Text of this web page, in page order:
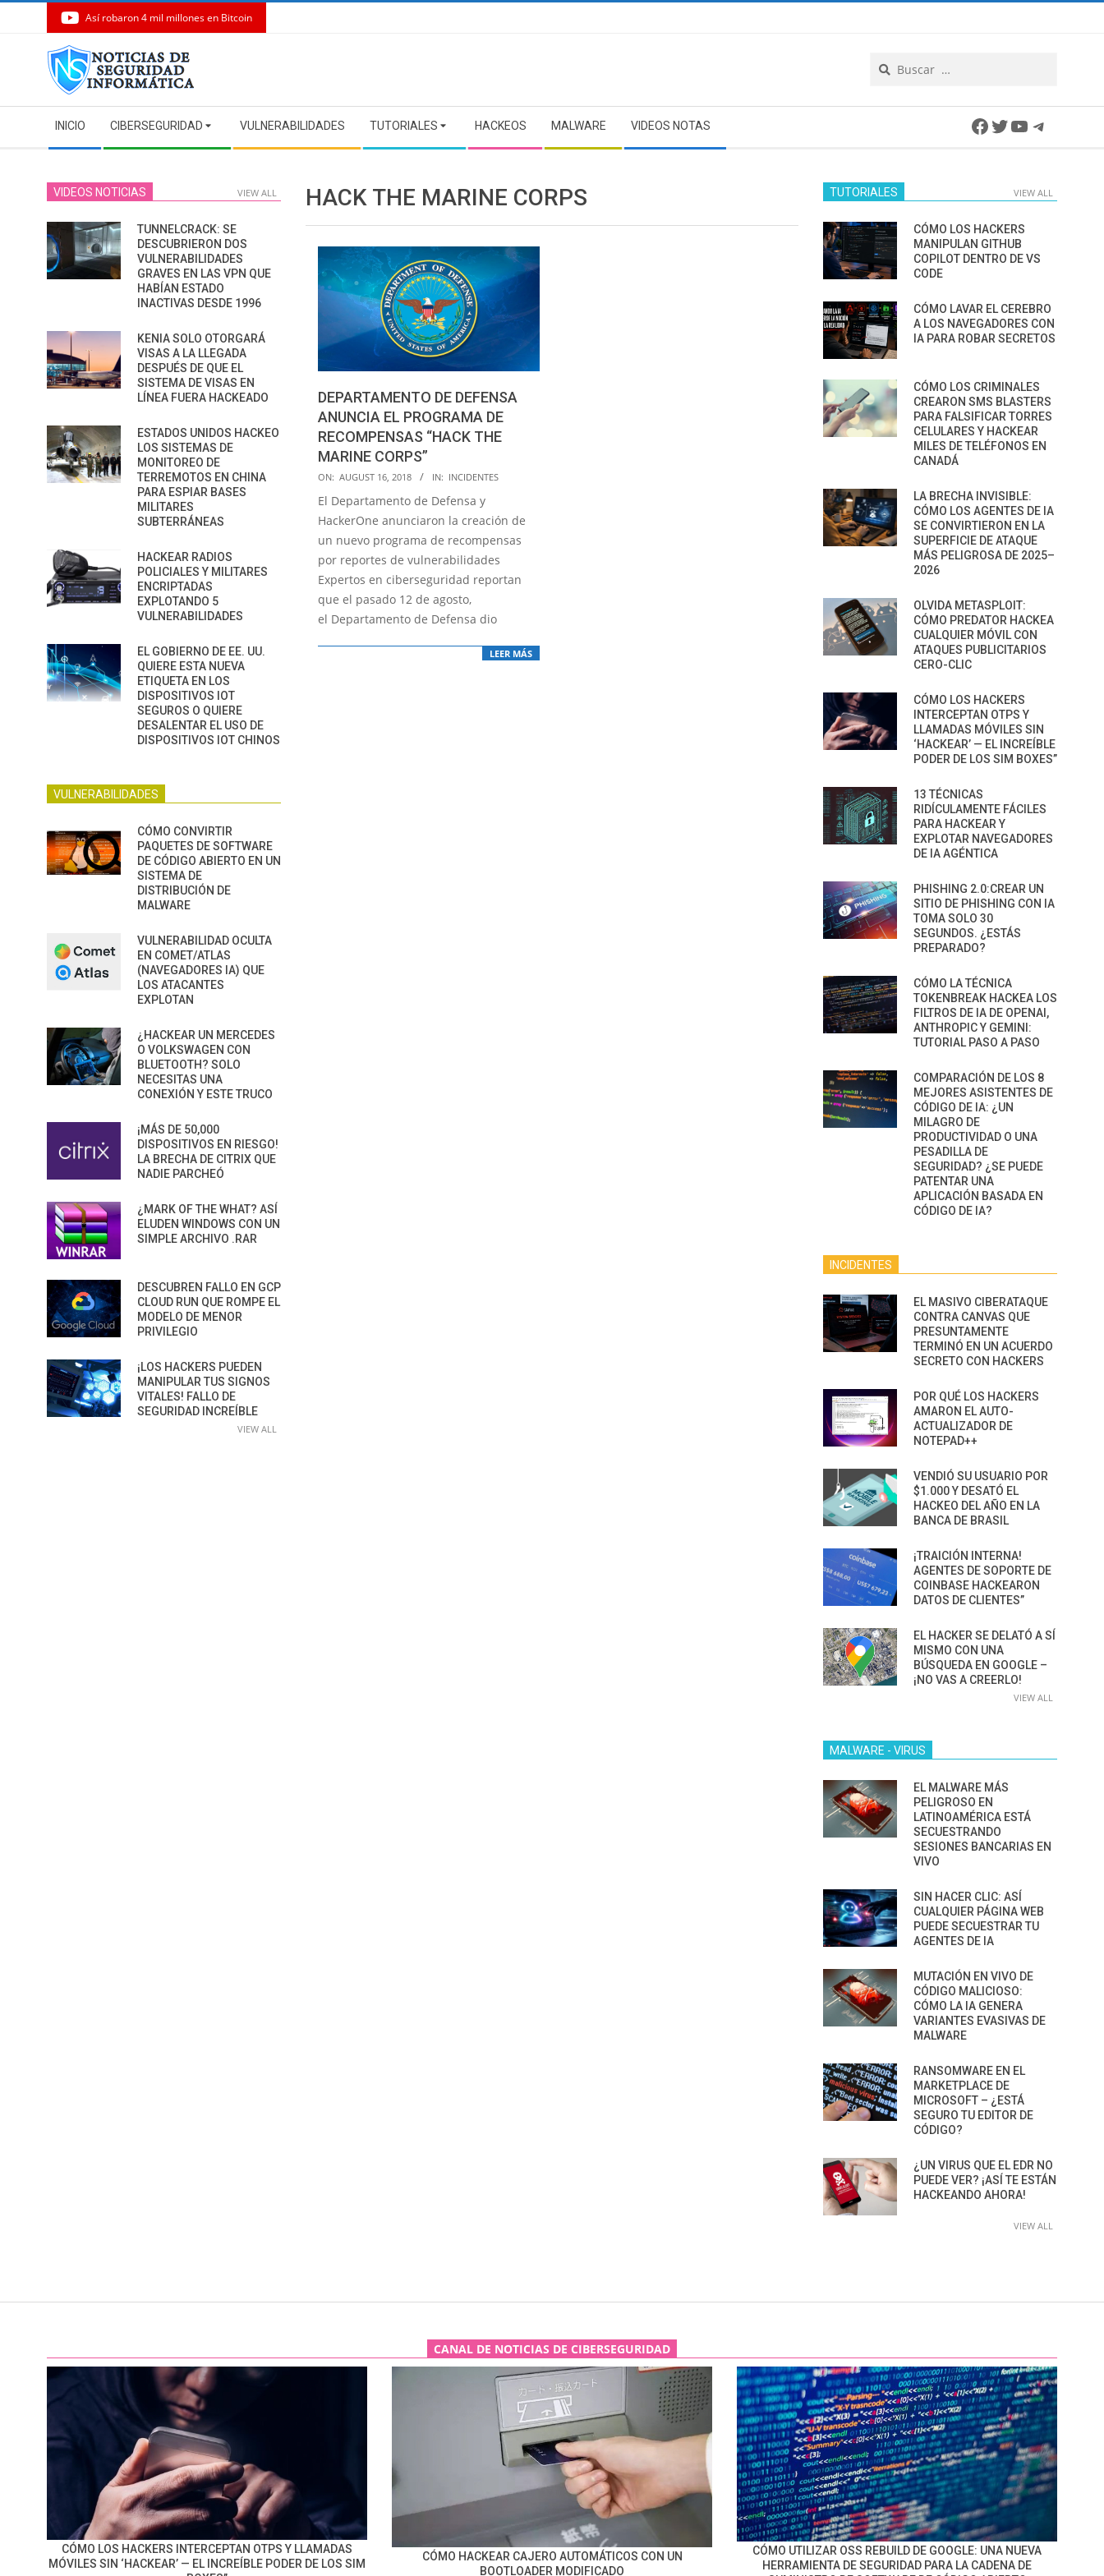
Así robaron 4 mil millones en Bitcoin
Navigation
Menu
INICIO CIBERSEGURIDAD VULNERABILIDADES TUTORIALES HACKEOS MALWARE VIDEOS NOTAS Facebook
Twitter
YouTube
HACK THE MARINE CORPS
DEPARTAMENTO DE DEFENSA
ANUNCIA EL PROGRAMA DE
RECOMPENSAS “HACK THE
MARINE CORPS”
2018-
08-
16
ON: AUGUST 16, 2018 IN: INCIDENTES
El Departamento de Defensa y
HackerOne anunciaron la creación de
un nuevo programa de recompensas
por reportes de vulnerabilidades
Expertos en ciberseguridad reportan
que el pasado 12 de agosto,
el Departamento de Defensa dio
LEER MÁS
VIDEOS NOTICIAS VIEW ALL
TUNNELCRACK: SE
DESCUBRIERON DOS
VULNERABILIDADES
GRAVES EN LAS VPN QUE
HABÍAN ESTADO
INACTIVAS DESDE 1996
KENIA SOLO OTORGARÁ
VISAS A LA LLEGADA
DESPUÉS DE QUE EL
SISTEMA DE VISAS EN
LÍNEA FUERA HACKEADO
ESTADOS UNIDOS HACKEO
LOS SISTEMAS DE
MONITOREO DE
TERREMOTOS EN CHINA
PARA ESPIAR BASES
MILITARES
SUBTERRÁNEAS
HACKEAR RADIOS
POLICIALES Y MILITARES
ENCRIPTADAS
EXPLOTANDO 5
VULNERABILIDADES
EL GOBIERNO DE EE. UU.
QUIERE ESTA NUEVA
ETIQUETA EN LOS
DISPOSITIVOS IOT
SEGUROS O QUIERE
DESALENTAR EL USO DE
DISPOSITIVOS IOT CHINOS
VULNERABILIDADES
CÓMO CONVIRTIR
PAQUETES DE SOFTWARE
DE CÓDIGO ABIERTO EN UN
SISTEMA DE
DISTRIBUCIÓN DE
MALWARE
VULNERABILIDAD OCULTA
EN COMET/ATLAS
(NAVEGADORES IA) QUE
LOS ATACANTES
EXPLOTAN
¿HACKEAR UN MERCEDES
O VOLKSWAGEN CON
BLUETOOTH? SOLO
NECESITAS UNA
CONEXIÓN Y ESTE TRUCO
¡MÁS DE 50,000
DISPOSITIVOS EN RIESGO!
LA BRECHA DE CITRIX QUE
NADIE PARCHEÓ
¿MARK OF THE WHAT? ASÍ
ELUDEN WINDOWS CON UN
SIMPLE ARCHIVO .RAR
DESCUBREN FALLO EN GCP
CLOUD RUN QUE ROMPE EL
MODELO DE MENOR
PRIVILEGIO
¡LOS HACKERS PUEDEN
MANIPULAR TUS SIGNOS
VITALES! FALLO DE
SEGURIDAD INCREÍBLE
VIEW ALL
TUTORIALES VIEW ALL
CÓMO LOS HACKERS
MANIPULAN GITHUB
COPILOT DENTRO DE VS
CODE
CÓMO LAVAR EL CEREBRO
A LOS NAVEGADORES CON
IA PARA ROBAR SECRETOS
CÓMO LOS CRIMINALES
CREARON SMS BLASTERS
PARA FALSIFICAR TORRES
CELULARES Y HACKEAR
MILES DE TELÉFONOS EN
CANADÁ
LA BRECHA INVISIBLE:
CÓMO LOS AGENTES DE IA
SE CONVIRTIERON EN LA
SUPERFICIE DE ATAQUE
MÁS PELIGROSA DE 2025–
2026
OLVIDA METASPLOIT:
CÓMO PREDATOR HACKEA
CUALQUIER MÓVIL CON
ATAQUES PUBLICITARIOS
CERO-CLIC
CÓMO LOS HACKERS
INTERCEPTAN OTPS Y
LLAMADAS MÓVILES SIN
‘HACKEAR’ — EL INCREÍBLE
PODER DE LOS SIM BOXES”
13 TÉCNICAS
RIDÍCULAMENTE FÁCILES
PARA HACKEAR Y
EXPLOTAR NAVEGADORES
DE IA AGÉNTICA
PHISHING 2.0:CREAR UN
SITIO DE PHISHING CON IA
TOMA SOLO 30
SEGUNDOS. ¿ESTÁS
PREPARADO?
CÓMO LA TÉCNICA
TOKENBREAK HACKEA LOS
FILTROS DE IA DE OPENAI,
ANTHROPIC Y GEMINI:
TUTORIAL PASO A PASO
COMPARACIÓN DE LOS 8
MEJORES ASISTENTES DE
CÓDIGO DE IA: ¿UN
MILAGRO DE
PRODUCTIVIDAD O UNA
PESADILLA DE
SEGURIDAD? ¿SE PUEDE
PATENTAR UNA
APLICACIÓN BASADA EN
CÓDIGO DE IA?
INCIDENTES
EL MASIVO CIBERATAQUE
CONTRA CANVAS QUE
PRESUNTAMENTE
TERMINÓ EN UN ACUERDO
SECRETO CON HACKERS
POR QUÉ LOS HACKERS
AMARON EL AUTO-
ACTUALIZADOR DE
NOTEPAD++
VENDIÓ SU USUARIO POR
$1.000 Y DESATÓ EL
HACKEO DEL AÑO EN LA
BANCA DE BRASIL
¡TRAICIÓN INTERNA!
AGENTES DE SOPORTE DE
COINBASE HACKEARON
DATOS DE CLIENTES”
EL HACKER SE DELATÓ A SÍ
MISMO CON UNA
BÚSQUEDA EN GOOGLE –
¡NO VAS A CREERLO!
VIEW ALL
MALWARE - VIRUS
EL MALWARE MÁS
PELIGROSO EN
LATINOAMÉRICA ESTÁ
SECUESTRANDO
SESIONES BANCARIAS EN
VIVO
SIN HACER CLIC: ASÍ
CUALQUIER PÁGINA WEB
PUEDE SECUESTRAR TU
AGENTES DE IA
MUTACIÓN EN VIVO DE
CÓDIGO MALICIOSO:
CÓMO LA IA GENERA
VARIANTES EVASIVAS DE
MALWARE
RANSOMWARE EN EL
MARKETPLACE DE
MICROSOFT – ¿ESTÁ
SEGURO TU EDITOR DE
CÓDIGO?
¿UN VIRUS QUE EL EDR NO
PUEDE VER? ¡ASÍ TE ESTÁN
HACKEANDO AHORA!
VIEW ALL
CANAL DE NOTICIAS DE CIBERSEGURIDAD
CÓMO LOS HACKERS INTERCEPTAN OTPS Y LLAMADAS
MÓVILES SIN ‘HACKEAR’ — EL INCREÍBLE PODER DE LOS SIM
CÓMO HACKEAR CAJERO AUTOMÁTICOS CON UN
BOOTLOADER MODIFICADO
CÓMO UTILIZAR OSS REBUILD DE GOOGLE: UNA NUEVA
HERRAMIENTA DE SEGURIDAD PARA LA CADENA DE